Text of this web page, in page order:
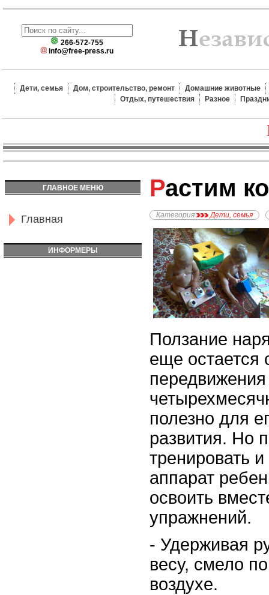
266-572-755
info@free-press.ru
Дети, семья Дом, строительство, ремонт
Домашние животные
Отдых, путешествия
Разное
ГЛАВНОЕ МЕНЮ
Главная
ИНФОРМЕРЫ
Растим
Категория Дети, семья
Ползание
еще остается
полезно для
развития. Но
тренировать
аппарат
освоить
упражнений.
- Удерживая
весу, смело
воздухе.